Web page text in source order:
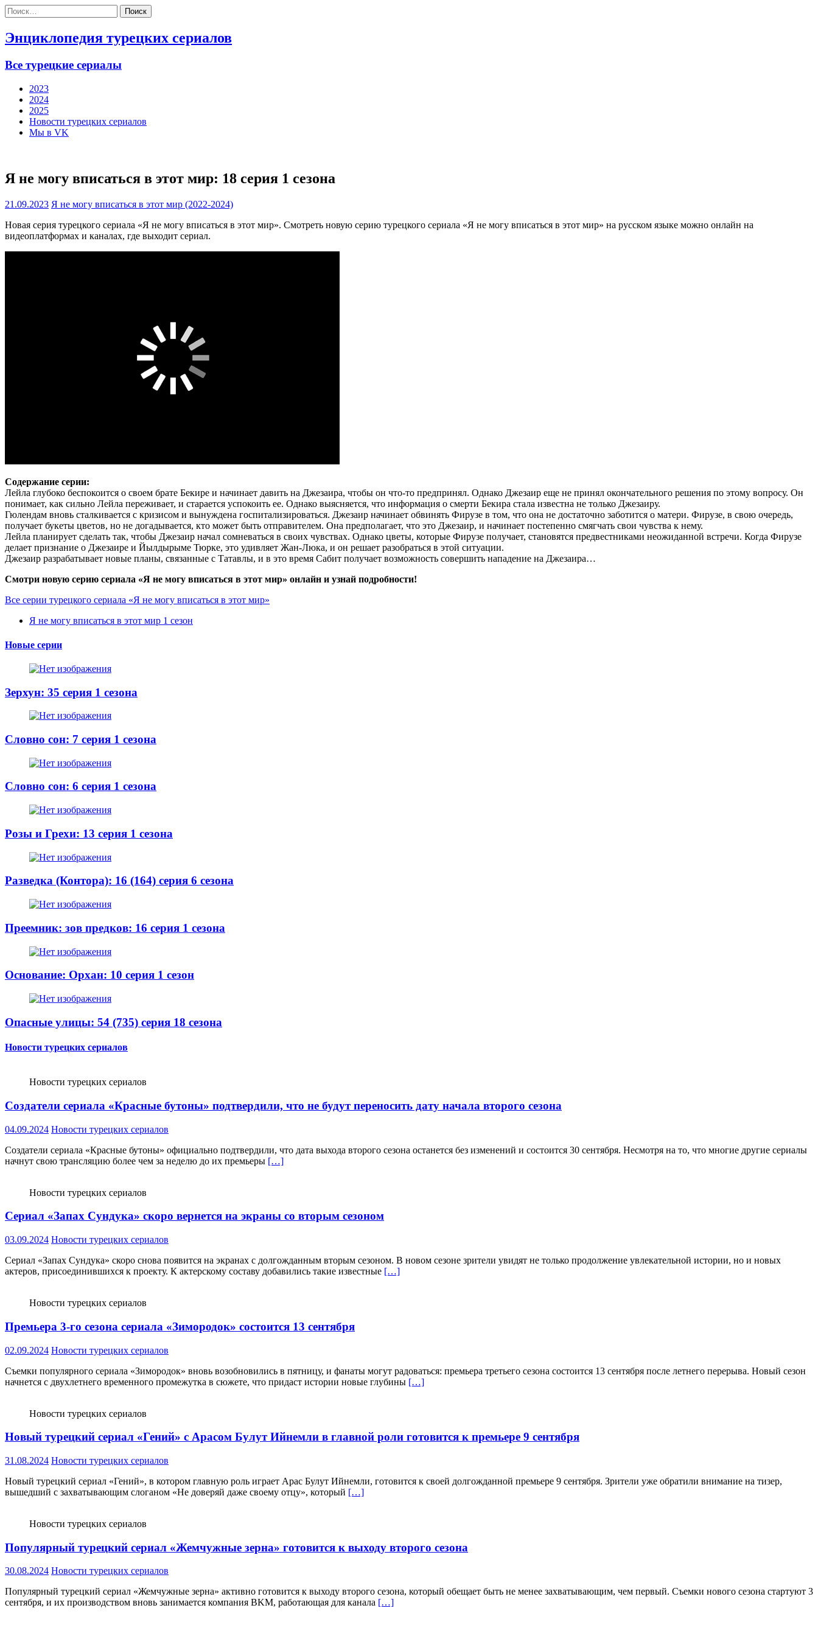
Найти:
Энциклопедия турецких сериалов
Все турецкие сериалы
2023
2024
2025
Новости турецких сериалов
Мы в VK
Я не могу вписаться в этот мир: 18 серия 1 сезона
21.09.2023 Я не могу вписаться в этот мир (2022-2024)
Новая серия турецкого сериала «Я не могу вписаться в этот мир». Смотреть новую серию турецкого сериала «Я не могу вписаться в этот мир» на русском языке можно онлайн на
видеоплатформах и каналах, где выходит сериал.
Содержание серии:
Лейла глубоко беспокоится о своем брате Бекире и начинает давить на Джезаира, чтобы он что-то предпринял. Однако Джезаир еще не принял окончательного решения по этому вопросу. Он
понимает, как сильно Лейла переживает, и старается успокоить ее. Однако выясняется, что информация о смерти Бекира стала известна не только Джезаиру.
Гюлендам вновь сталкивается с кризисом и вынуждена госпитализироваться. Джезаир начинает обвинять Фирузе в том, что она не достаточно заботится о матери. Фирузе, в свою очередь,
получает букеты цветов, но не догадывается, кто может быть отправителем. Она предполагает, что это Джезаир, и начинает постепенно смягчать свои чувства к нему.
Лейла планирует сделать так, чтобы Джезаир начал сомневаться в своих чувствах. Однако цветы, которые Фирузе получает, становятся предвестниками неожиданной встречи. Когда Фирузе
делает признание о Джезаире и Йылдырыме Тюрке, это удивляет Жан-Люка, и он решает разобраться в этой ситуации.
Джезаир разрабатывает новые планы, связанные с Татавлы, и в это время Сабит получает возможность совершить нападение на Джезаира…
Смотри новую серию сериала «Я не могу вписаться в этот мир» онлайн и узнай подробности!
Все серии турецкого сериала «Я не могу вписаться в этот мир»
Я не могу вписаться в этот мир 1 сезон
Новые серии
Зерхун: 35 серия 1 сезона
Словно сон: 7 серия 1 сезона
Словно сон: 6 серия 1 сезона
Розы и Грехи: 13 серия 1 сезона
Разведка (Контора): 16 (164) серия 6 сезона
Преемник: зов предков: 16 серия 1 сезона
Основание: Орхан: 10 серия 1 сезон
Опасные улицы: 54 (735) серия 18 сезона
Новости турецких сериалов
Новости турецких сериалов
Создатели сериала «Красные бутоны» подтвердили, что не будут переносить дату начала второго сезона
04.09.2024 Новости турецких сериалов
Создатели сериала «Красные бутоны» официально подтвердили, что дата выхода второго сезона останется без изменений и состоится 30 сентября. Несмотря на то, что многие другие сериалы
начнут свою трансляцию более чем за неделю до их премьеры […]
Новости турецких сериалов
Сериал «Запах Сундука» скоро вернется на экраны со вторым сезоном
03.09.2024 Новости турецких сериалов
Сериал «Запах Сундука» скоро снова появится на экранах с долгожданным вторым сезоном. В новом сезоне зрители увидят не только продолжение увлекательной истории, но и новых
актеров, присоединившихся к проекту. К актерскому составу добавились такие известные […]
Новости турецких сериалов
Премьера 3-го сезона сериала «Зимородок» состоится 13 сентября
02.09.2024 Новости турецких сериалов
Съемки популярного сериала «Зимородок» вновь возобновились в пятницу, и фанаты могут радоваться: премьера третьего сезона состоится 13 сентября после летнего перерыва. Новый сезон
начнется с двухлетнего временного промежутка в сюжете, что придаст истории новые глубины […]
Новости турецких сериалов
Новый турецкий сериал «Гений» с Арасом Булут Ийнемли в главной роли готовится к премьере 9 сентября
31.08.2024 Новости турецких сериалов
Новый турецкий сериал «Гений», в котором главную роль играет Арас Булут Ийнемли, готовится к своей долгожданной премьере 9 сентября. Зрители уже обратили внимание на тизер,
вышедший с захватывающим слоганом «Не доверяй даже своему отцу», который […]
Новости турецких сериалов
Популярный турецкий сериал «Жемчужные зерна» готовится к выходу второго сезона
30.08.2024 Новости турецких сериалов
Популярный турецкий сериал «Жемчужные зерна» активно готовится к выходу второго сезона, который обещает быть не менее захватывающим, чем первый. Съемки нового сезона стартуют 3
сентября, и их производством вновь занимается компания BKM, работающая для канала […]